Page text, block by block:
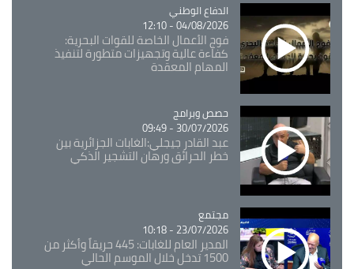
Catégorie
الدفاع الوطني
04/08/2026 - 12:10
فوج الأعمال الخاصة للقوات البحرية:
كفاءة عالية وتجهيزات متطورة لتنفيذ
المهام المعقدة
Catégorie
حصص وبرامج
30/07/2026 - 09:49
عبد القادر جيجلي:الغابات الجزائرية بين
خطر الحرائق ورهان التشجير الذكي
Catégorie
مجتمع
23/07/2026 - 10:18
المدير العام للغابات: 445 حريقاً وأكثر من
1500 تدخل خلال الموسم الحالي